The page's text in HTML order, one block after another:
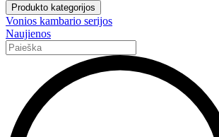
Produkto kategorijos
Vonios kambario serijos
Naujienos